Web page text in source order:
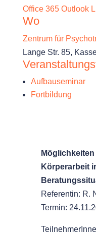
Office 365 Outlook
Wo
Zentrum für
Lange Str. 85,
Aufbauseminar
Fortbildung
Körperarbeit
Referentin: R.
Termin: